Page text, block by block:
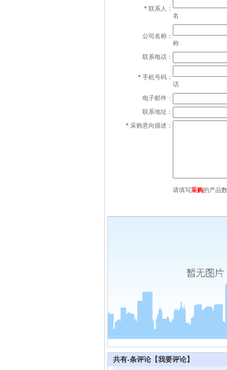
* 联系人：
名
公司名称：
称
联系电话：
* 手机号码：
话
电子邮件：
联系地址：
* 采购意向描述：
请填写采购的产品
共有-条评论 【我要评论】